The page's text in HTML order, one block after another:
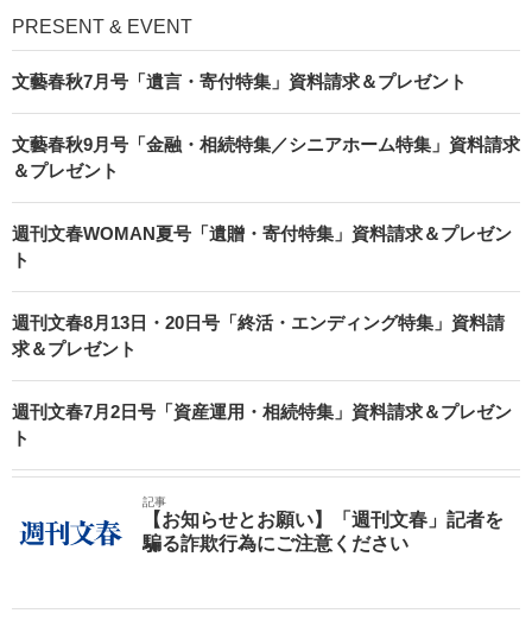
PRESENT & EVENT
文藝春秋7月号「遺言・寄付特集」資料請求＆プレゼント
文藝春秋9月号「金融・相続特集／シニアホーム特集」資料請求
＆プレゼント
週刊文春WOMAN夏号「遺贈・寄付特集」資料請求＆プレゼン
ト
週刊文春8月13日・20日号「終活・エンディング特集」資料請
求＆プレゼント
週刊文春7月2日号「資産運用・相続特集」資料請求＆プレゼン
ト
記事
【お知らせとお願い】「週刊文春」記者を
騙る詐欺行為にご注意ください